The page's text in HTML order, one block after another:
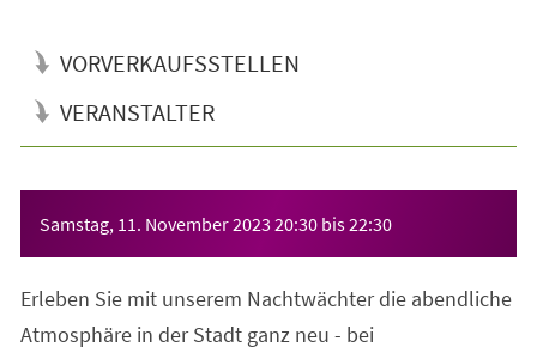
VORVERKAUFSSTELLEN
VERANSTALTER
Samstag, 11. November 2023 20:30 bis22:30
Erleben Sie mit unserem Nachtwächter die abendliche
Atmosphäre in der Stadt ganz neu - bei